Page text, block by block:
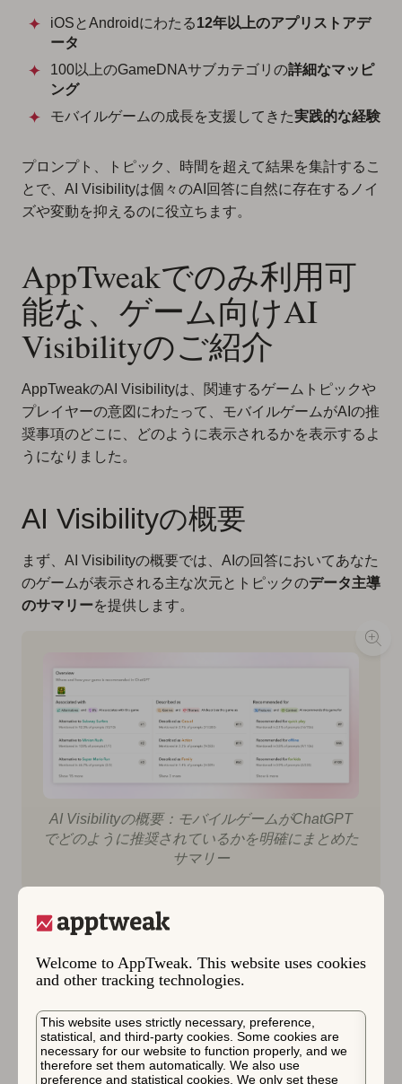
Welcome to AppTweak. This website uses cookies
and other tracking technologies.
This website uses strictly necessary, preference,
statistical, and third-party cookies. Some cookies are
necessary for our website to function properly, and we
therefore set them automatically. We also use
preference and statistical cookies. We only set these
iOSとAndroidにわたる12年以上のアプリストアデ
ータ
100以上のGameDNAサブカテゴリの詳細なマッピ
ング
モバイルゲームの成長を支援してきた実践的な経験
プロンプト、トピック、時間を超えて結果を集計するこ
とで、AI Visibilityは個々のAI回答に自然に存在するノイ
ズや変動を抑えるのに役立ちます。
AppTweakでのみ利用可
能な、ゲーム向けAI
Visibilityのご紹介
AppTweakのAI Visibilityは、関連するゲームトピックや
プレイヤーの意図にわたって、モバイルゲームがAIの推
奨事項のどこに、どのように表示されるかを表示するよ
うになりました。
AI Visibilityの概要
まず、AI Visibilityの概要では、AIの回答においてあなた
のゲームが表示される主な次元とトピックのデータ主導
のサマリーを提供します。
AI Visibilityの概要：モバイルゲームがChatGPT
でどのように推奨されているかを明確にまとめた
サマリー
例えば、Temple Run 2は現在、ChatGPTによって次の
Subway Surfersの代替アプリとして
推奨カジュアルゲームとして11位
クイックプレイに推奨されるゲームとして9位